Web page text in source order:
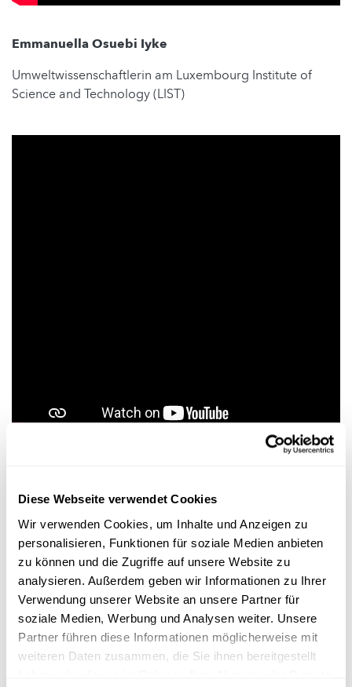
Diese Webseite verwendet Cookies
Wir verwenden Cookies, um Inhalte und Anzeigen zu
personalisieren, Funktionen für soziale Medien anbieten
zu können und die Zugriffe auf unsere Website zu
analysieren. Außerdem geben wir Informationen zu Ihrer
Verwendung unserer Website an unsere Partner für
soziale Medien, Werbung und Analysen weiter. Unsere
Partner führen diese Informationen möglicherweise mit
weiteren Daten zusammen, die Sie ihnen bereitgestellt
Emmanuella Osuebi Iyke
Umweltwissenschaftlerin am Luxembourg Institute of
Science and Technology (LIST)
Luxemburg